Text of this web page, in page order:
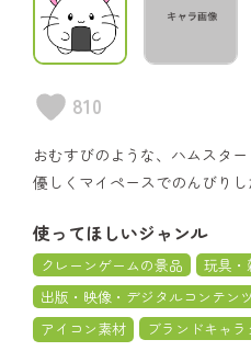
810
おむすびのような、ハムスター
優しくマイペースでのんびり
使ってほしいジャンル
クレーンゲームの景品
玩具・
出版・映像・デジタルコンテンツ
アイコン素材
ブランドキャラ